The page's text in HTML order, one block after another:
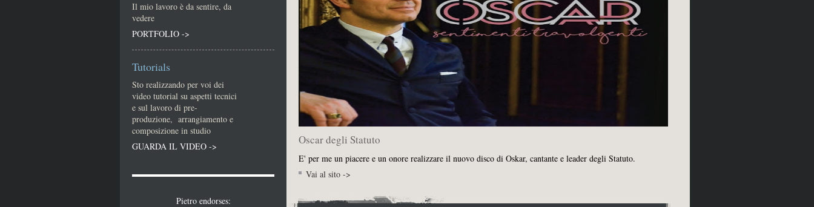
Oscar degli Statuto
E' per me un piacere e un onore realizzare il nuovo disco di Oskar, cantante e leader degli Statuto.
Vai al sito ->
Il mio lavoro è da sentire, da
vedere
PORTFOLIO ->
Tutorials
Sto realizzando per voi dei
video tutorial su aspetti tecnici
e sul lavoro di pre-
produzione, arrangiamento e
composizione in studio
GUARDA IL VIDEO ->
Pietro endorses: